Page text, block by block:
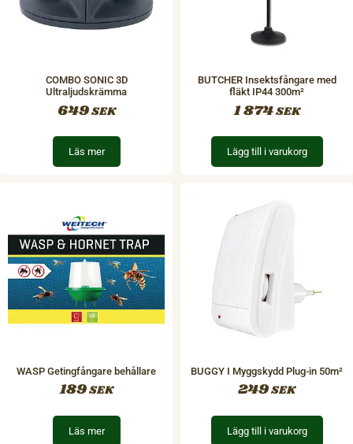
COMBO SONIC 3D
Ultraljudskrämma
649SEK
Läs mer
BUTCHER Insektsfångare med
fläkt IP44 300m²
1 874SEK
Lägg till i varukorg
WASP Getingfångare behållare
189SEK
Läs mer
BUGGY I Myggskydd Plug-in 50m²
249SEK
Lägg till i varukorg